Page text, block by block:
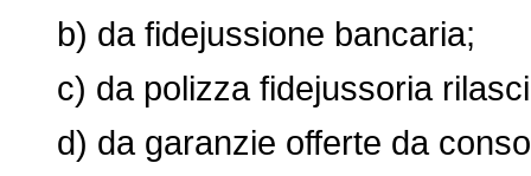
b) da fidejussione bancaria;
c) da polizza fidejussoria
d) da garanzie offerte da